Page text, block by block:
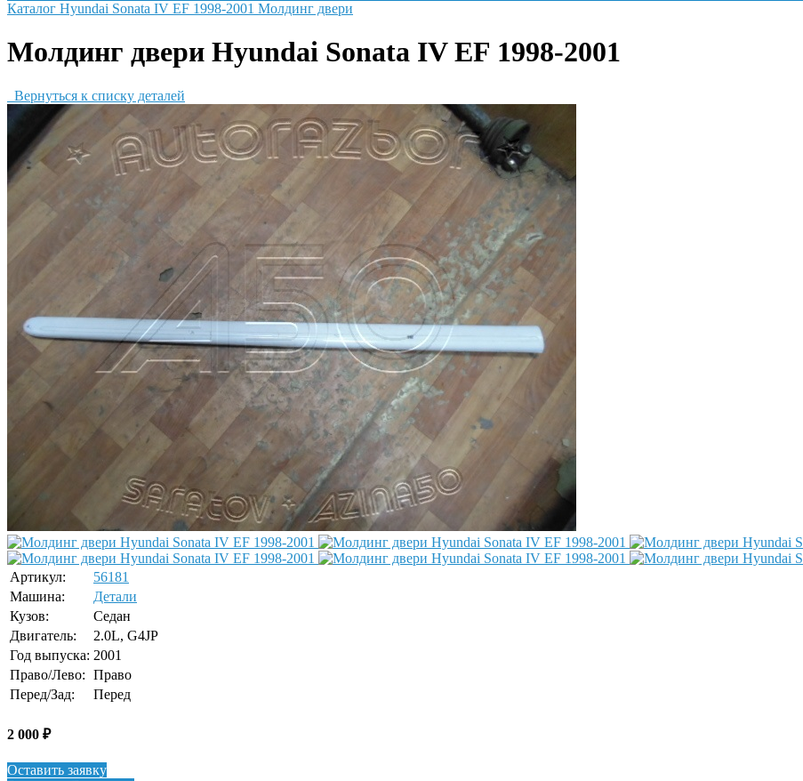
Каталог Hyundai Sonata IV EF 1998-2001 Молдинг двери
Молдинг двери Hyundai Sonata IV EF 1998-2001
Вернуться к списку деталей
Артикул:
56181
Машина:
Детали
Кузов:
Седан
Двигатель:
2.0L, G4JP
Год выпуска: 2001
Право/Лево: Право
Перед/Зад:
Перед
2 000 ₽
Оставить заявку